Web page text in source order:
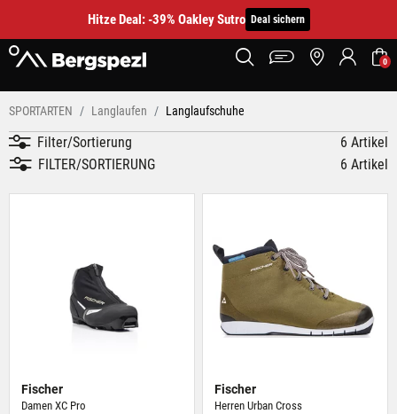
Hitze Deal: -39% Oakley Sutro Deal sichern
0
SPORTARTEN Langlaufen Langlaufschuhe
Filter/Sortierung
6 Artikel
FILTER/SORTIERUNG
6 Artikel
Fischer
Damen XC Pro
Fischer
Herren Urban Cross